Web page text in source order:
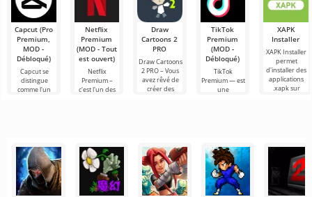
Capcut (Pro
Premium,
MOD -
Débloqué)
Capcut se
distingue
comme l'un
Netflix
Premium
(MOD - Tout
est ouvert)
Netflix
Premium –
c'est l'un des
Draw
Cartoons 2
PRO
Draw Cartoons
2 PRO – Vous
avez rêvé de
créer des
TikTok
Premium
(MOD -
Débloqué)
TikTok
Premium — est
une
XAPK
Installer
XAPK Installer
permet
d'installer des
applications
.xapk sur